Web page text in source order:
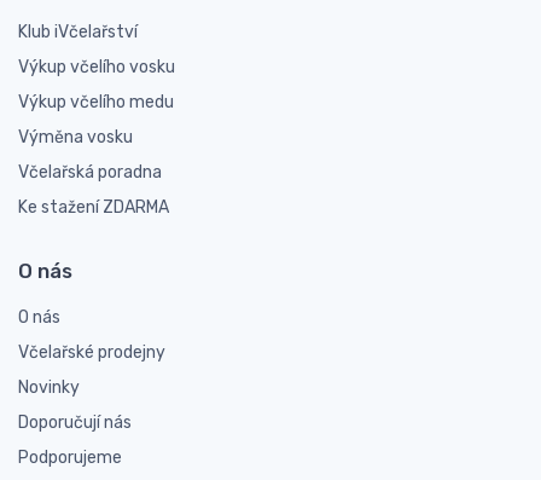
Klub iVčelařství
Výkup včelího vosku
Výkup včelího medu
Výměna vosku
Včelařská poradna
Ke stažení ZDARMA
O nás
O nás
Včelařské prodejny
Novinky
Doporučují nás
Podporujeme